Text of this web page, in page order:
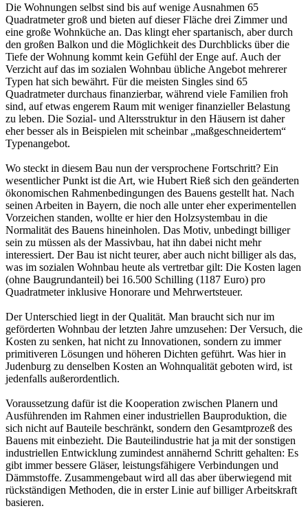
Die Wohnungen selbst sind bis auf wenige Ausnahmen 65
Quadratmeter groß und bieten auf dieser Fläche drei Zimmer und
eine große Wohnküche an. Das klingt eher spartanisch, aber durch
den großen Balkon und die Möglichkeit des Durchblicks über die
Tiefe der Wohnung kommt kein Gefühl der Enge auf. Auch der
Verzicht auf das im sozialen Wohnbau übliche Angebot mehrerer
Typen hat sich bewährt. Für die meisten Singles sind 65
Quadratmeter durchaus finanzierbar, während viele Familien froh
sind, auf etwas engerem Raum mit weniger finanzieller Belastung
zu leben. Die Sozial- und Altersstruktur in den Häusern ist daher
eher besser als in Beispielen mit scheinbar „maßgeschneidertem“
Typenangebot.
Wo steckt in diesem Bau nun der versprochene Fortschritt? Ein
wesentlicher Punkt ist die Art, wie Hubert Rieß sich den geänderten
ökonomischen Rahmenbedingungen des Bauens gestellt hat. Nach
seinen Arbeiten in Bayern, die noch alle unter eher experimentellen
Vorzeichen standen, wollte er hier den Holzsystembau in die
Normalität des Bauens hineinholen. Das Motiv, unbedingt billiger
sein zu müssen als der Massivbau, hat ihn dabei nicht mehr
interessiert. Der Bau ist nicht teurer, aber auch nicht billiger als das,
was im sozialen Wohnbau heute als vertretbar gilt: Die Kosten lagen
(ohne Baugrundanteil) bei 16.500 Schilling (1187 Euro) pro
Quadratmeter inklusive Honorare und Mehrwertsteuer.
Der Unterschied liegt in der Qualität. Man braucht sich nur im
geförderten Wohnbau der letzten Jahre umzusehen: Der Versuch, die
Kosten zu senken, hat nicht zu Innovationen, sondern zu immer
primitiveren Lösungen und höheren Dichten geführt. Was hier in
Judenburg zu denselben Kosten an Wohnqualität geboten wird, ist
jedenfalls außerordentlich.
Voraussetzung dafür ist die Kooperation zwischen Planern und
Ausführenden im Rahmen einer industriellen Bauproduktion, die
sich nicht auf Bauteile beschränkt, sondern den Gesamtprozeß des
Bauens mit einbezieht. Die Bauteilindustrie hat ja mit der sonstigen
industriellen Entwicklung zumindest annähernd Schritt gehalten: Es
gibt immer bessere Gläser, leistungsfähigere Verbindungen und
Dämmstoffe. Zusammengebaut wird all das aber überwiegend mit
rückständigen Methoden, die in erster Linie auf billiger Arbeitskraft
basieren.